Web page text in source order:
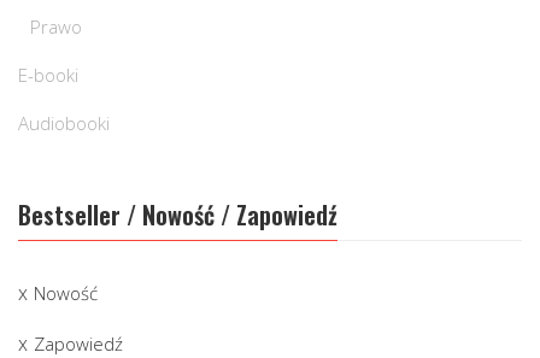
Prawo
E-booki
Audiobooki
Bestseller / Nowość / Zapowiedź
Nowość
Zapowiedź